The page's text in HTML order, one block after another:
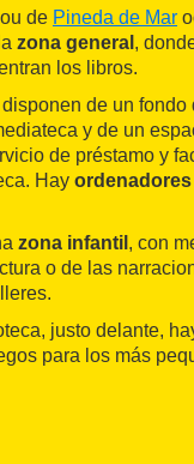
de Pineda de Mar
zona general ,
los libros.
de un
y de un
de préstamo y
Hay ordenadores
zona infantil , con
o de las
justo delante,
para los más